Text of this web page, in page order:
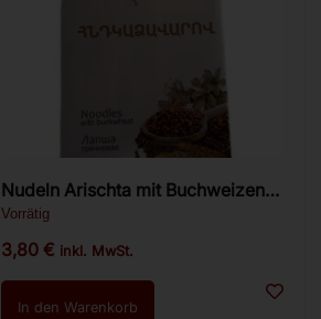
Nudeln Arischta mit Buchweizen
Bazikyan 400g
Vorrätig
3,80 € inkl. MwSt.
In den Warenkorb